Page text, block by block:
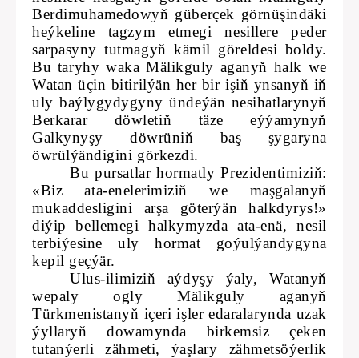
Berdimuhamedowyň güberçek görnüşindäki
heýkeline tagzym etmegi nesillere peder
sarpasyny tutmagyň kämil göreldesi boldy.
Bu taryhy waka Mälikguly aganyň halk we
Watan üçin bitirilýän her bir işiň ynsanyň iň
uly baýlygydygyny ündeýän nesihatlarynyň
Berkarar döwletiň täze eýýamynyň
Galkynyşy döwrüniň baş şygaryna
öwrülýändigini görkezdi.
Bu pursatlar hormatly Prezidentimiziň:
«Biz ata-enelerimiziň we maşgalanyň
mukaddesligini arşa göterýän halkdyrys!»
diýip bellemegi halkymyzda ata-enä, nesil
terbiýesine uly hormat goýulýandygyna
kepil geçýär.
Ulus-ilimiziň aýdyşy ýaly, Watanyň
wepaly ogly Mälikguly aganyň
Türkmenistanyň içeri işler edaralarynda uzak
ýyllaryň dowamynda birkemsiz çeken
tutanýerli zähmeti, ýaşlary zähmetsöýerlik